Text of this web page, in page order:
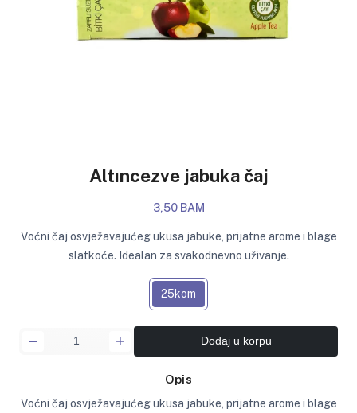
Altıncezve jabuka čaj
3,50 BAM
Voćni čaj osvježavajućeg ukusa jabuke, prijatne arome i blage
slatkoće. Idealan za svakodnevno uživanje.
25kom
Dodaj u korpu
Opis
Voćni čaj osvježavajućeg ukusa jabuke, prijatne arome i blage